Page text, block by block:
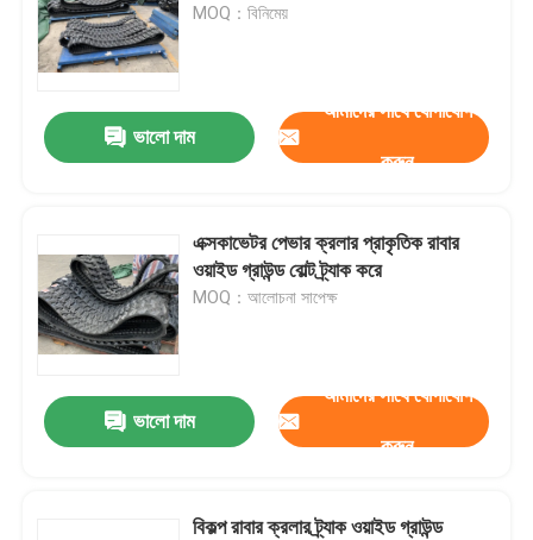
আমাদের সম্পর্কে
কারখানা ভ্রমণ
আমাদের সাথে যোগাযোগ করুন
উদ্ধৃতির জন্য আবেদন
Company News
MOQ：বিনিমেয়
ভালো দাম
আমাদের সাথে যোগাযোগ
করুন
এক্সকাভেটর পেভার ক্রলার প্রাকৃতিক রাবার
ওয়াইড গ্রাউন্ড বোল্ট ট্র্যাক করে
MOQ：আলোচনা সাপেক্ষ
ভালো দাম
আমাদের সাথে যোগাযোগ
করুন
বিকল্প রাবার ক্রলার ট্র্যাক ওয়াইড গ্রাউন্ড